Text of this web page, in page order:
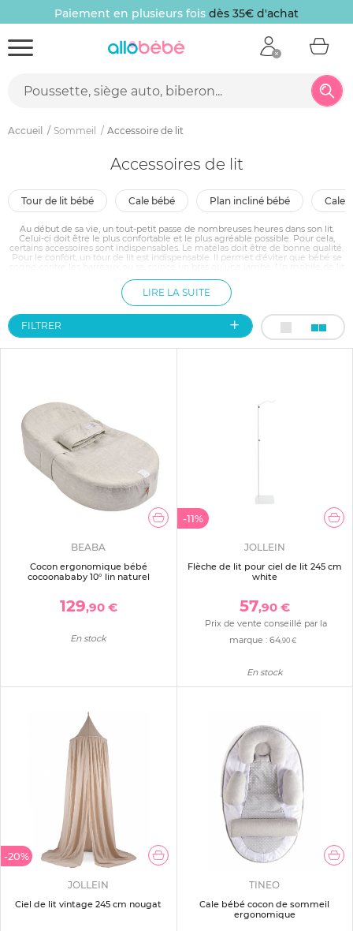
Paiement en plusieurs fois dès 35€ d'achat
Accueil Sommeil Accessoire de lit
Accessoires de lit
tour de lit bébé cale bébé plan incliné bébé cale
Au début de sa vie, un tout-petit passe de nombreuses heures dans son lit.
Celui-ci doit être le plus confortable et le plus agréable possible. Pour cela,
certains accessoires sont indispensables. Le matelas doit être de bonne qualité.
Pour le confort, un tour de lit est indispensable. Il permet d'éviter que bébé se
LIRE LA SUITE
FILTRER
BEABA
Cocon ergonomique bébé
cocoonababy 10° lin naturel
129,90 €
En stock
-11%
JOLLEIN
Flèche de lit pour ciel de lit 245 cm
white
57,90 €
Prix de vente conseillé par la
marque : 64,90 €
En stock
-20%
JOLLEIN
Ciel de lit vintage 245 cm nougat
TINEO
Cale bébé cocon de sommeil
ergonomique